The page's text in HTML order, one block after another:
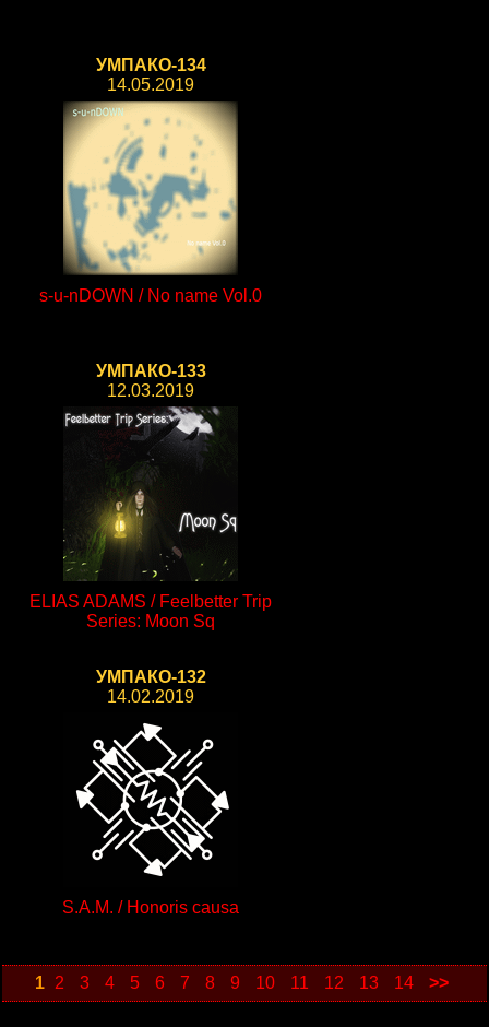
УМПАКО-134
14.05.2019
s-u-nDOWN / No name Vol.0
УМПАКО-133
12.03.2019
ELIAS ADAMS / Feelbetter Trip
Series: Moon Sq
УМПАКО-132
14.02.2019
S.A.M. / Honoris causa
1 2 3 4 5 6 7 8 9 10 11 12 13 14 >>